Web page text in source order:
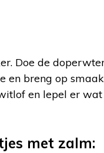
Doe de
en breng op
en lepel er
met zalm: